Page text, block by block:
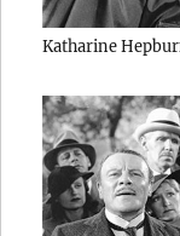
Katharine